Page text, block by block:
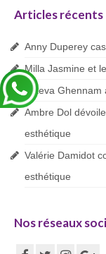
Articles récents
Anny Duperey
Milla Jasmine et
Maeva Ghennam
Ambre Dol
esthétique
Valérie Damidot
esthétique
Nos réseaux